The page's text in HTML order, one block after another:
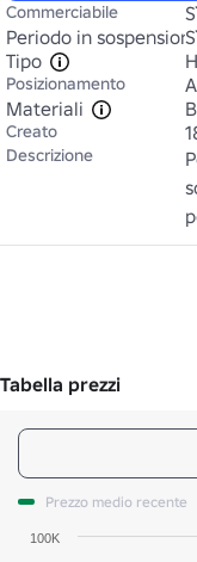
Commerciabile
Periodo in
Tipo
Posizionamento
Materiali
Creato
Descrizione
Tabella prezzi
Prezzo medio recente
100K